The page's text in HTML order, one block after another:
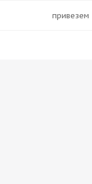
Привезем